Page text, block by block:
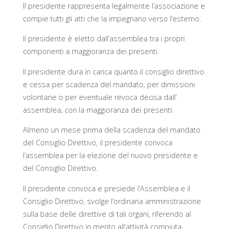
Il presidente rappresenta legalmente l’associazione e
compie tutti gli atti che la impegnano verso l’esterno.
Il presidente è eletto dall’assemblea tra i propri
componenti a maggioranza dei presenti.
Il presidente dura in carica quanto il consiglio direttivo
e cessa per scadenza del mandato, per dimissioni
volontarie o per eventuale revoca decisa dall’
assemblea, con la maggioranza dei presenti.
Almeno un mese prima della scadenza del mandato
del Consiglio Direttivo, il presidente convoca
l’assemblea per la elezione del nuovo presidente e
del Consiglio Direttivo.
Il presidente convoca e presiede l’Assemblea e il
Consiglio Direttivo, svolge l’ordinaria amministrazione
sulla base delle direttive di tali organi, riferendo al
Consiglio Direttivo in merito all’attività compiuta.